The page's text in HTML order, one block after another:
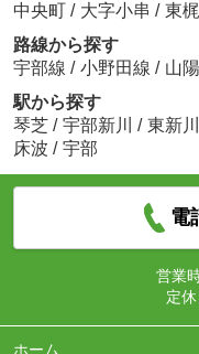
中央町 / 大字小串 / 東
路線から探す
宇部線 / 小野田線 / 山
駅から探す
琴芝 / 宇部新川 / 東新川
床波 / 宇部
電
営業
定休
ホーム